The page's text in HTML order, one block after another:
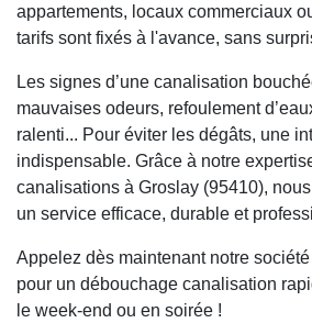
appartements, locaux commerciaux
tarifs sont fixés à l'avance, sans
Les signes d’une canalisation
mauvaises odeurs, refoulement
ralenti... Pour éviter les dégâts, une
indispensable. Grâce à notre
canalisations à Groslay (95410),
un service efficace, durable et
Appelez dès maintenant notre société
pour un débouchage canalisation
le week-end ou en soirée !